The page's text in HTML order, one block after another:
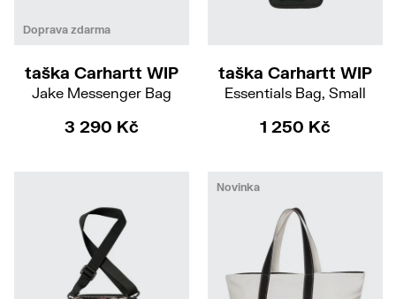
Doprava zdarma
taška Carhartt WIP
Jake Messenger Bag
3 290 Kč
taška Carhartt WIP
Essentials Bag, Small
1 250 Kč
Novinka